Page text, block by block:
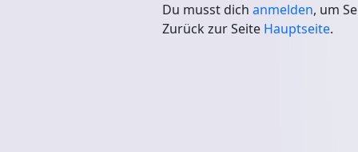
Du musst dich anmelden, um
Zurück zur Seite Hauptseite.